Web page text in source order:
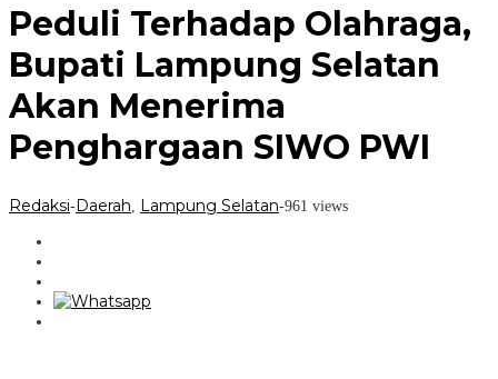
PWI
Peduli Terhadap Olahraga,
Bupati Lampung Selatan
Akan Menerima
Penghargaan SIWO PWI
Redaksi-Daerah Lampung Selatan-961 views